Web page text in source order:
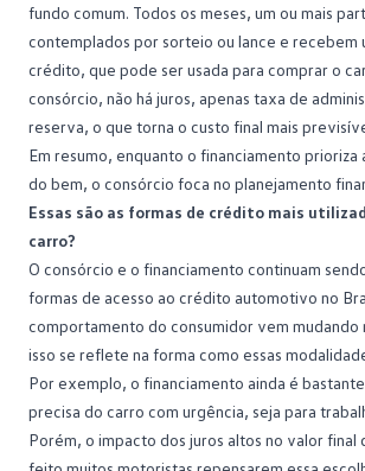
fundo comum. Todos os meses, um ou mais
contemplados por sorteio ou lance e recebem
crédito, que pode ser usada para comprar o
consórcio, não há juros, apenas taxa de
reserva, o que torna o custo final mais
Em resumo, enquanto o financiamento prioriza
do bem, o consórcio foca no planejamento
Essas são as formas de crédito mais
carro?
O consórcio e o financiamento continuam
formas de acesso ao crédito automotivo no
comportamento do consumidor vem mudando
isso se reflete na forma como essas
Por exemplo, o financiamento ainda é
precisa do carro com urgência, seja para
Porém, o impacto dos juros altos no valor final